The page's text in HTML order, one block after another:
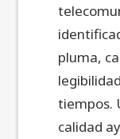
pluma,
tiempos.
calidad